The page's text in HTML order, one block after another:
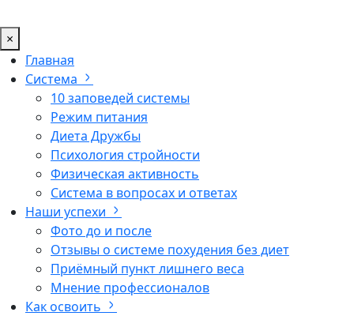
×
Главная
Система
10 заповедей системы
Режим питания
Диета Дружбы
Психология стройности
Физическая активность
Система в вопросах и ответах
Наши успехи
Фото до и после
Отзывы о системе похудения без диет
Приёмный пункт лишнего веса
Мнение профессионалов
Как освоить